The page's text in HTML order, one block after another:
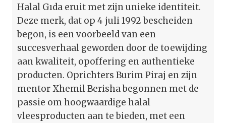
Halal Gıda eruit met zijn unieke identiteit.
Deze merk, dat op 4 juli 1992 bescheiden
begon, is een voorbeeld van een
succesverhaal geworden door de toewijding
aan kwaliteit, opoffering en authentieke
producten. Oprichters Burim Piraj en zijn
mentor Xhemil Berisha begonnen met de
passie om hoogwaardige halal
vleesproducten aan te bieden, met een